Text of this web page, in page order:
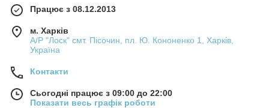
Працює з 08.12.2013
м. Харків
А/Р "Лоск" смт. Пісочин, пл. Ю. Кононенко 1, Харків,
Україна
Контакти
Сьогодні працює з 09:00 до 22:00
Показати весь графік роботи